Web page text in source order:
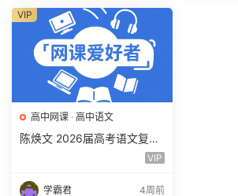
高中网课 · 高中语文
陈焕文 2026届高考语文复习
网课 高三语文 一二三轮视频
VIP
学霸君 4周前
VIP